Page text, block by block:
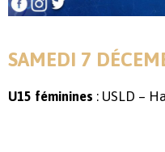
SAMEDI 7
U15 féminines : USLD –